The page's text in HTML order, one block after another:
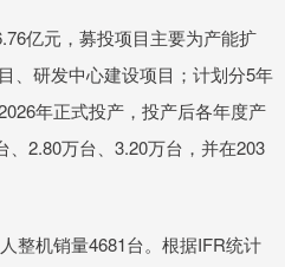
亿元，募投项目主要为产能扩
、研发中心建设项目；计划分5年
年正式投产，投产后各年度产
、2.80万台、3.20万台，并在203
整机销量4681台。根据IFR统计